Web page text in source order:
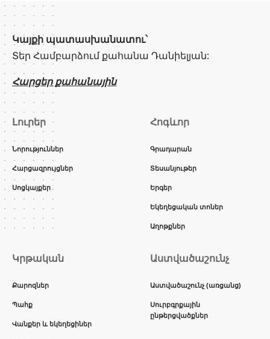
Կայքի պատասխանատու՝
Տեր Համբարձում քահանա Դանիելյան:
Հարցեր քահանային
Լուրեր
Նորություններ
Հարցազրույցներ
Սոցկայքեր
Հոգևոր
Գրադարան
Տեսանյութեր
Երգեր
Եկեղեցական տոներ
Աղոթքներ
Կրթական
Քարոզներ
Պահք
Վանքեր և եկեղեցիներ
Աստվածաշունչ
Աստվածաշունչ (առցանց)
Սուրբգրքային
ընթերցվածքներ